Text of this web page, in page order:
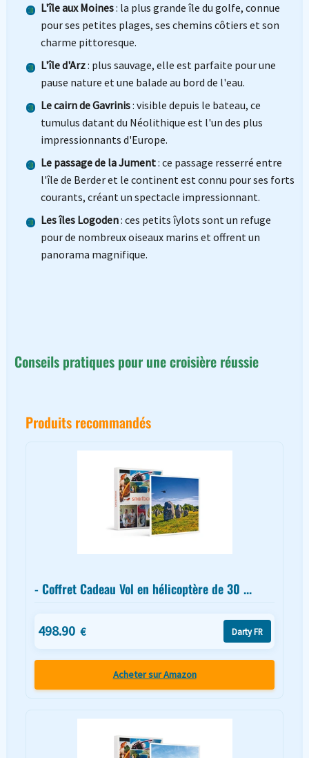
L'île aux Moines: la plus grande île du golfe, connue
pour ses petites plages, ses chemins côtiers et son
charme pittoresque.
L'île d'Arz: plus sauvage, elle est parfaite pour une
pause nature et une balade au bord de l'eau.
Le cairn de Gavrinis: visible depuis le bateau, ce
tumulus datant du Néolithique est l'un des plus
impressionnants d'Europe.
Le passage de la Jument: ce passage resserré entre
l'île de Berder et le continent est connu pour ses forts
courants, créant un spectacle impressionnant.
Les îles Logoden: ces petits îylots sont un refuge
pour de nombreux oiseaux marins et offrent un
panorama magnifique.
Conseils pratiques pour une croisière réussie
Produits recommandés
- Coffret Cadeau Vol en hélicoptère de 30 ...
498.90 € Darty FR
Acheter sur Amazon